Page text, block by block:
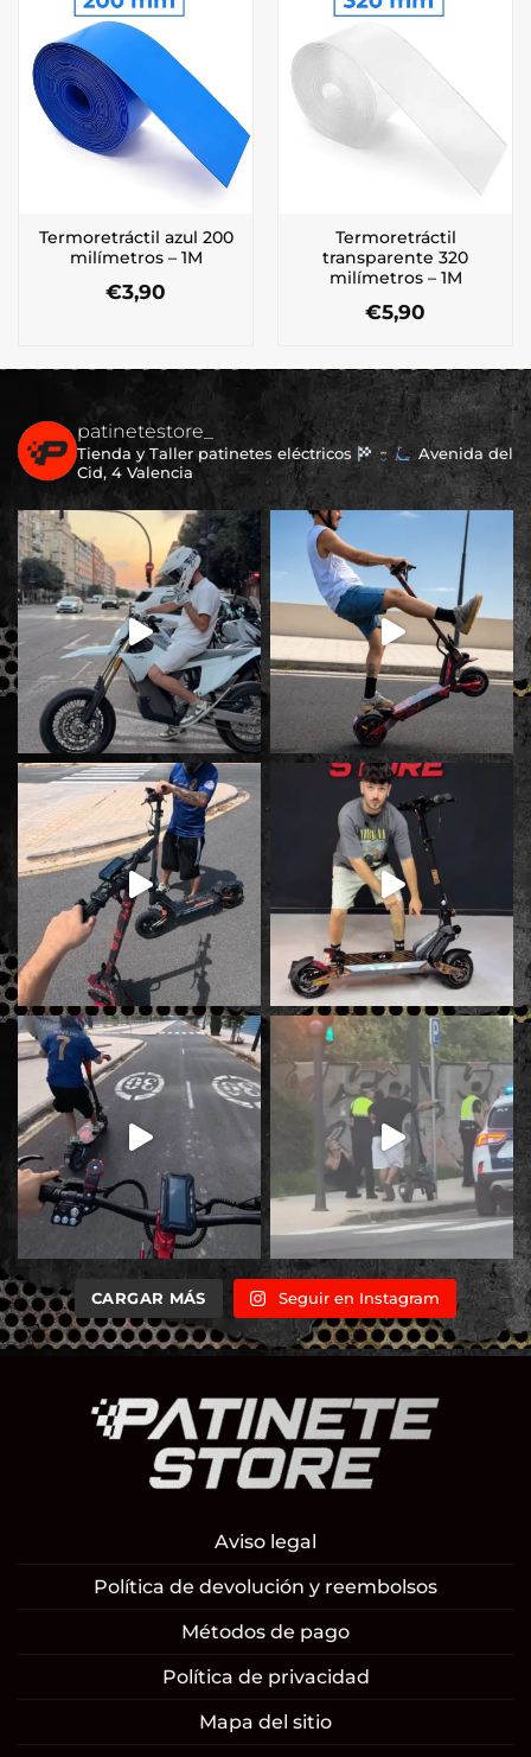
Termoretráctil azul 200
milímetros – 1M
€3,90
Termoretráctil
transparente 320
milímetros – 1M
€5,90
patinetestore_
Tienda y Taller patinetes eléctricos
Avenida del
Cid, 4 Valencia
CARGAR MÁS Seguir en Instagram
Aviso legal
Política de devolución y reembolsos
Métodos de pago
Política de privacidad
Mapa del sitio